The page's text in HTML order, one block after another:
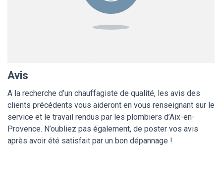
Avis
A la recherche d’un chauffagiste de qualité, les avis des
clients précédents vous aideront en vous renseignant sur le
service et le travail rendus par les plombiers d’Aix-en-
Provence. N’oubliez pas également, de poster vos avis
après avoir été satisfait par un bon dépannage !